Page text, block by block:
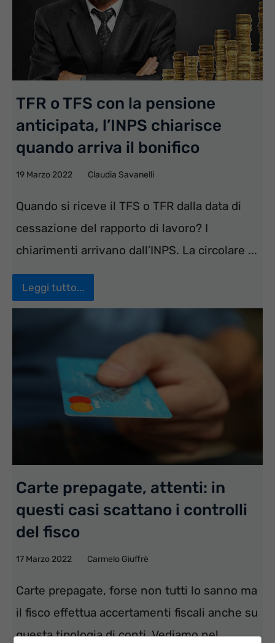
TFR o TFS con la pensione
anticipata, l’INPS chiarisce
quando arriva il bonifico
19 Marzo 2022 Claudia Savanelli
Quando si riceve il TFS o TFR dalla data di
cessazione del rapporto di lavoro? I
chiarimenti arrivano dall’INPS. La circolare ...
Leggi tutto...
Carte prepagate, attenti: in
questi casi scattano i controlli
del fisco
17 Marzo 2022 Carmelo Giuffrè
Carte prepagate, forse non tutti lo sanno ma
il fisco effettua accertamenti fiscali anche su
questa tipologia di conti. Vediamo nel ...